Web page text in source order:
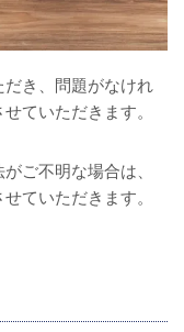
き、問題がなけれ
ていただきます。
ご不明な場合は、
ていただきます。